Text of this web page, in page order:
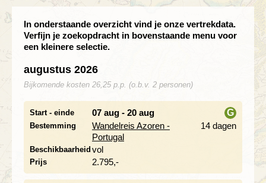
Alleen korting
Alleen beschikbaar
Met alleenreizenden
In onderstaande overzicht vind je onze vertrekdata.
Verfijn je zoekopdracht in bovenstaande menu voor
een kleinere selectie.
augustus 2026
Bijkomende kosten 26,25 p.p. (o.b.v. 2 personen)
Start - einde 07 aug - 20 aug
Bestemming
Wandelreis Azoren -
Portugal
G
14 dagen
Beschikbaarheid vol
Prijs 2.795,-